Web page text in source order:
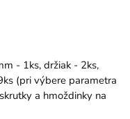
- 1ks, držiak - 2ks,
(pri výbere parametra
a hmoždinky na